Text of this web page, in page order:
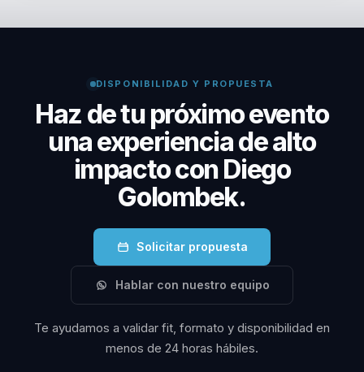
conferencias ofrecen beneficios concretos, como
DISPONIBILIDAD Y PROPUESTA
Haz de tu próximo evento
una experiencia de alto
impacto con Diego
Golombek.
Solicitar propuesta
Hablar con nuestro equipo
Te ayudamos a validar fit, formato y disponibilidad en
menos de 24 horas hábiles.